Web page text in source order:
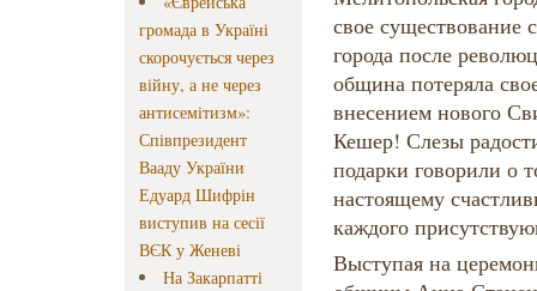
громада в Україні
скорочується через
війну, а не через
антисемітизм»:
Співпрезидент
Вааду України
Едуард Шифрін
виступив на сесії
ВЄК у Женеві
На Закарпатті
свое существование
города после
община потеряла
внесением нового
Кешер! Слезы
подарки говорили о
настоящему
каждого
Выступая на